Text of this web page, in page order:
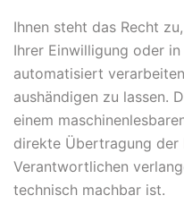
Ihnen steht das Recht
Ihrer Einwilligung oder
automatisiert
aushändigen zu lassen.
einem
direkte Übertragung der
Verantwortlichen
technisch machbar ist.